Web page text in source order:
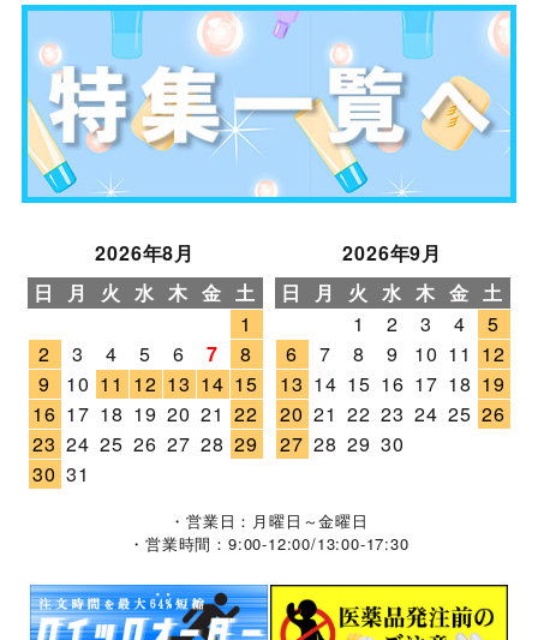
2026年8月
日
月 火 水 木 金 土
1
2
3 4 5 6 7
8
9
10 11 12 13 14 15
16 17 18 19 20 21 22
23 24 25 26 27 28 29
30 31
2026年9月
日
月 火 水 木 金 土
1
2 3 4
5
6
7 8 9 10 11 12
13 14 15 16 17 18 19
20 21 22 23 24 25 26
27 28 29 30
・営業日：月曜日～金曜日
・営業時間：9:00-12:00/13:00-17:30